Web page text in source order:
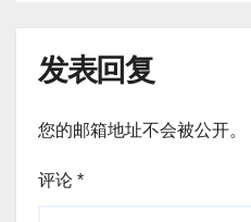
发表回复
您的邮箱地址不会被公开。
评论 *